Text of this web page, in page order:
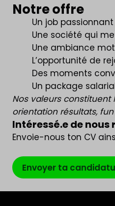
Notre offre
Un job
Une société qui
Une ambiance
L’opportunité de
Des moments
Un package
Nos valeurs constituent
orientation résultats,
Intéressé.e de nous
Envoie-nous ton CV
Envoyer ta